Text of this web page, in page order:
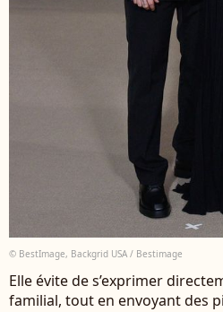
© BestImage, Backgrid USA / Bestimage
Elle évite de s’exprimer
familial, tout en envoyant des